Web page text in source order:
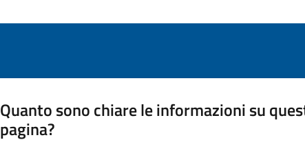
Quanto sono chiare le informazioni su
pagina?